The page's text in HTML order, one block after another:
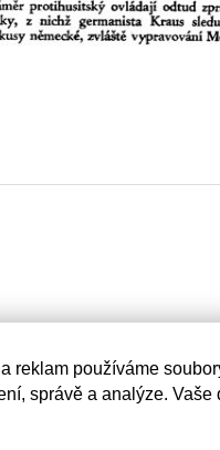
reklam používáme
správě a analýze. Vaše